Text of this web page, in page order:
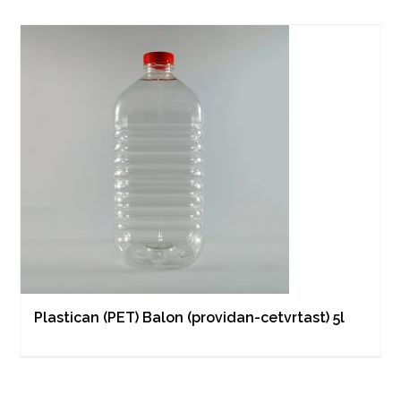
Plastican (PET) Balon (providan-cetvrtast) 5l